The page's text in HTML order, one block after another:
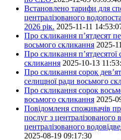
Встановлено тарифи для
централізованого
2026 рік. 2025-11-11
Про скликання п’ятдесят
восьмого скликання 2025-
Про скликання п’ятдесятої
скликання 2025-10-13
Про скликання сорок
селищної ради восьмого
Про скликання сорок
восьмого скликання 2025-
Повідомленя споживачів
послуг з централізованого
централізованого
2025-08-19 09:17:30